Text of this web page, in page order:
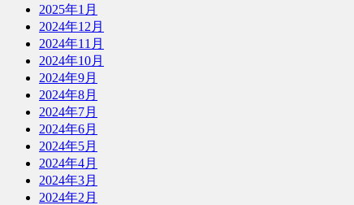
2025年1月
2024年12月
2024年11月
2024年10月
2024年9月
2024年8月
2024年7月
2024年6月
2024年5月
2024年4月
2024年3月
2024年2月